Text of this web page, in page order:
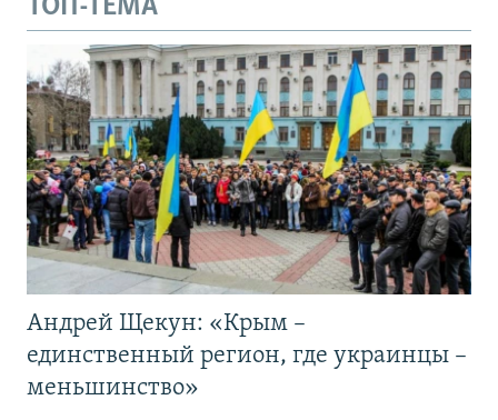
ТОП-ТЕМА
Андрей Щекун: «Крым –
единственный регион, где украинцы –
меньшинство»